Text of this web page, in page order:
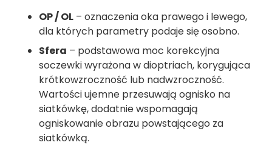
OP / OL – oznaczenia oka prawego i lewego,
dla których parametry podaje się osobno.
Sfera – podstawowa moc korekcyjna
soczewki wyrażona w dioptriach, korygująca
krótkowzroczność lub nadwzroczność.
Wartości ujemne przesuwają ognisko na
siatkówkę, dodatnie wspomagają
ogniskowanie obrazu powstającego za
siatkówką.